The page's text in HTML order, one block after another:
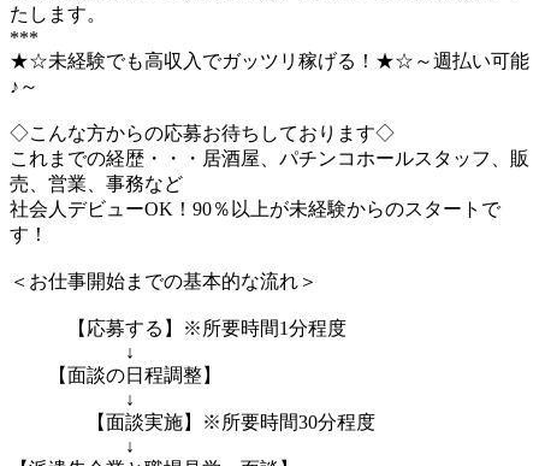
たします。
***
★☆未経験でも高収入でガッツリ稼げる！★☆～週払い可能
♪～
◇こんな方からの応募お待ちしております◇
これまでの経歴・・・居酒屋、パチンコホールスタッフ、販
売、営業、事務など
社会人デビューOK！90％以上が未経験からのスタートで
す！
＜お仕事開始までの基本的な流れ＞
【応募する】※所要時間1分程度
↓
【面談の日程調整】
↓
【面談実施】※所要時間30分程度
↓